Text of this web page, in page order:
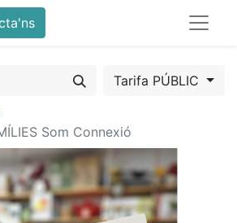
Tarifa PÚBLIC
Som Connexió